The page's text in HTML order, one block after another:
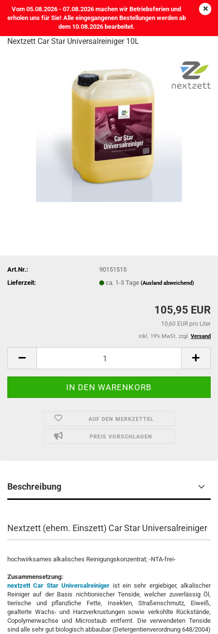
Vom 05.08.2026 - 07.08.2026 machen wir Betriebsferien und
erholen uns für Sie! Alle eingegangenen Bestellungen werden ab
dem 10.08.2026 bearbeitet.
Nextzett Car Star Universalreiniger 10L
Art.Nr.:
90151515
Lieferzeit:
ca. 1-3 Tage(Ausland abweichend)
105,95 EUR
10,60 EUR pro Liter
inkl. 19% MwSt. zzgl. Versand
AUF DEN MERKZETTEL
PREIS VORSCHLAGEN
Beschreibung
Nextzett (ehem. Einszett) Car Star Universalreiniger
hochwirksames alkalisches Reinigungskonzentrat; -NTA-frei-
Zusammensetzung:
nextzett Car Star Universalreiniger ist ein sehr ergiebiger, alkalischer
Reiniger auf der Basis nichtionischer Tenside, welcher zuverlässig Öl,
tierische und pflanzliche Fette, Insekten, Straßenschmutz, Eiweiß,
gealterte Wachs- und Harzverkrustungen sowie verkohlte Rückstände,
Copolymerwachse und Microstaub entfernt. Die verwendeten Tenside
sind alle sehr gut biologisch abbaubar (Detergentienverordnung 648/2004)